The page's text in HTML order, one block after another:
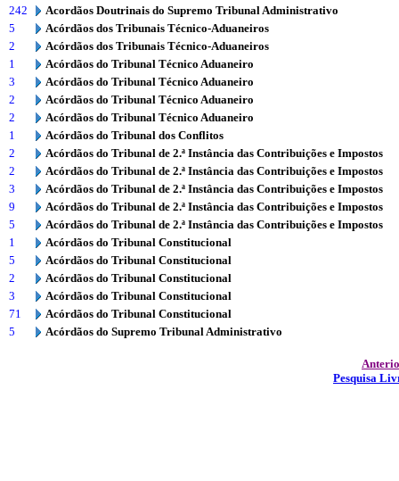
242
Acordãos Doutrinais do Supremo Tribunal Administrativo
5
Acórdãos dos Tribunais Técnico-Aduaneiros
2
Acórdãos dos Tribunais Técnico-Aduaneiros
1
Acórdãos do Tribunal Técnico Aduaneiro
3
Acórdãos do Tribunal Técnico Aduaneiro
2
Acórdãos do Tribunal Técnico Aduaneiro
2
Acórdãos do Tribunal Técnico Aduaneiro
1
Acórdãos do Tribunal dos Conflitos
2
Acórdãos do Tribunal de 2.ª Instância das Contribuições e Impostos
2
Acórdãos do Tribunal de 2.ª Instância das Contribuições e Impostos
3
Acórdãos do Tribunal de 2.ª Instância das Contribuições e Impostos
9
Acórdãos do Tribunal de 2.ª Instância das Contribuições e Impostos
5
Acórdãos do Tribunal de 2.ª Instância das Contribuições e Impostos
1
Acórdãos do Tribunal Constitucional
5
Acórdãos do Tribunal Constitucional
2
Acórdãos do Tribunal Constitucional
3
Acórdãos do Tribunal Constitucional
71
Acórdãos do Tribunal Constitucional
5
Acórdãos do Supremo Tribunal Administrativo
Pesquisa